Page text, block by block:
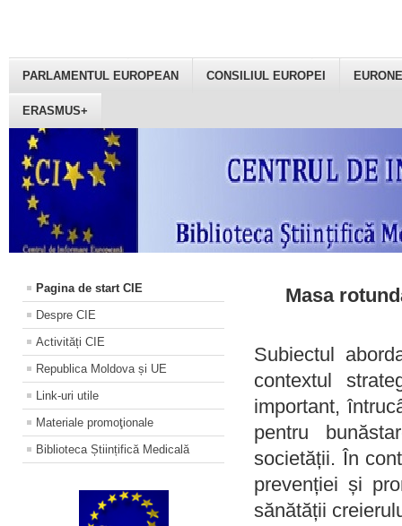
PARLAMENTUL EUROPEAN CONSILIUL EUROPEI
ERASMUS+
Pagina de start CIE
Despre CIE
Activități CIE
Republica Moldova și UE
Link-uri utile
Materiale promoţionale
Biblioteca Științifică Medicală
Masa
Subiectul
contextul
important,
pentru
societății. În
prevenției și
sănătății